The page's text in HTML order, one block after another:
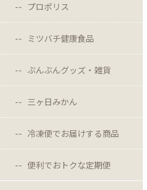
プロポリス
ミツバチ健康食品
ぶんぶんグッズ・雑貨
三ヶ日みかん
冷凍便でお届けする商品
便利でおトクな定期便